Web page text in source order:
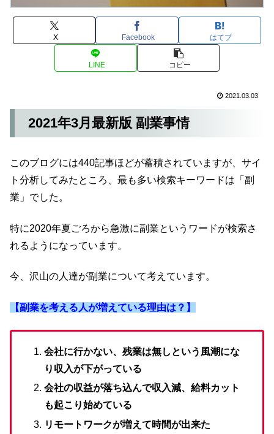
X Facebook はてブ
LINE コピー
2021.03.03
2021年3月最新版 副業事情
このブログには440記事ほどが蓄積されていますが、サイ
ト分析してみたところ、最も多い検索キーワードは「副
業」でした。
特に2020年夏ごろから急激に副業というワードが検索さ
れるようになっています。
今、沢山の人達が副業について考えています。
【副業を考える人が増えている理由は？】
会社に行かない、残業は無しという風潮にな
り収入が下がっている
会社の収益が落ち込んで収入減、給料カット
も起こり始めている
リモートワークが増えて時間が出来た